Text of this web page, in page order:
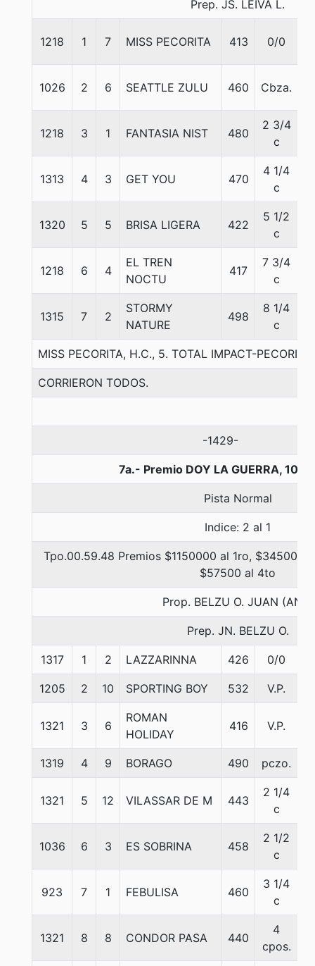
Prep. JS. LEIVA L.
1218 1 7 MISS PECORITA 413 0/0
1026 2 6 SEATTLE ZULU 460 Cbza.
1218 3 1 FANTASIA NIST 480
2 3/4
c
1313 4 3 GET YOU 470
4 1/4
c
1320 5 5 BRISA LIGERA 422
5 1/2
c
1218 6 4
EL TREN
NOCTU
417
7 3/4
c
1315 7 2
STORMY
NATURE
498
8 1/4
c
MISS PECORITA, H.C., 5. TOTAL IMPACT-
CORRIERON TODOS.
-1429-
7a.- Premio DOY LA GUERRA,
Pista Normal
Indice: 2 al 1
Tpo.00.59.48 Premios $1150000 al 1ro, $345000
$57500 al 4to
Prop. BELZU O. JUAN (ANT)
Prep. JN. BELZU O.
1317 1 2 LAZZARINNA 426 0/0
1205 2 10 SPORTING BOY 532 V.P.
1321 3 6
ROMAN
HOLIDAY
416 V.P.
1319 4 9 BORAGO 490 pczo.
1321 5 12 VILASSAR DE M 443
2 1/4
c
1036 6 3 ES SOBRINA 458
2 1/2
c
923 7 1 FEBULISA 460
3 1/4
c
1321 8 8 CONDOR PASA 440
4
cpos.